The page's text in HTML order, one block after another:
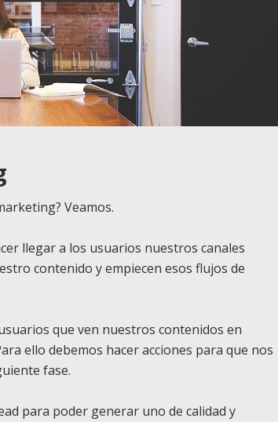
Veamos.
llegar a los usuarios nuestros canales
contenido y empiecen esos flujos de
que ven nuestros contenidos en
ello debemos hacer acciones para que nos
fase.
para poder generar uno de calidad y